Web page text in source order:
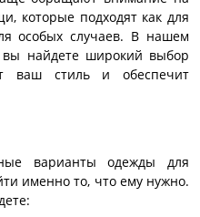
которые подходят как для
особых случаев. В нашем
вы найдете широкий выбор
ваш стиль и обеспечит
варианты одежды для
именно то, что ему нужно.